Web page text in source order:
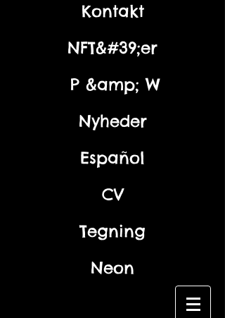
Kontakt
NFT&#39;er
P &amp; W
Nyheder
Español
CV
Tegning
Neon